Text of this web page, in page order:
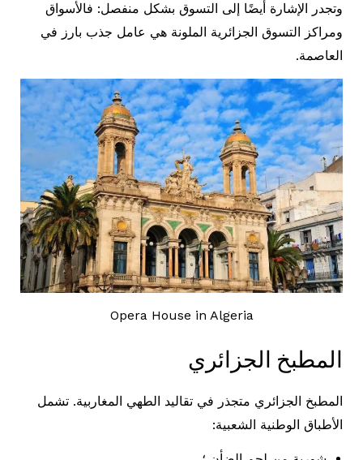
وتجدر الإشارة أيضًا إلى التسوق بشكل منفصل: فالأسواق
ومراكز التسوق الجزائرية الملونة هي عامل جذب بارز في
العاصمة.
Opera House in Algeria
المطبخ الجزائري
المطبخ الجزائري متجذر في تقاليد الطهي المغاربية. تشمل
الأطباق الوطنية الشعبية: